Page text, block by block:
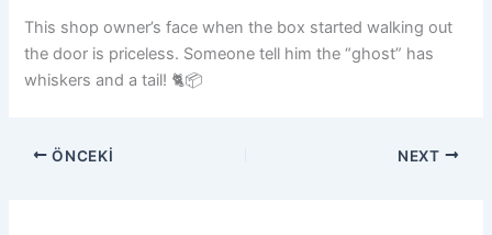
This shop owner’s face when the box started walking out
the door is priceless. Someone tell him the “ghost” has
whiskers and a tail! 🐈📦
ÖNCEKI NEXT